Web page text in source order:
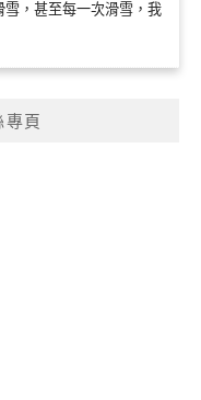
，甚至每一次滑雪，我
專頁